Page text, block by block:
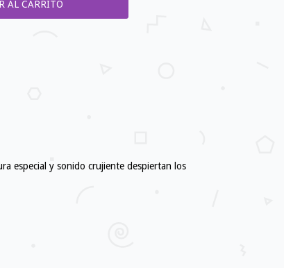
especial y sonido crujiente despiertan los